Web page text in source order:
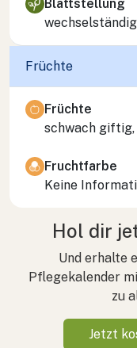
Blattstellung
wechselständig
Früchte
Früchte
schwach
Fruchtfarbe
Keine
Hol dir
Und erhalte
Pflegekalender
zu
Jetzt